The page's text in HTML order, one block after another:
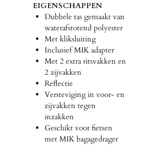
EIGENSCHAPPEN
Dubbele tas gemaakt van
waterafstotend polyester
Met kliksluiting
Inclusief MIK adapter
Met 2 extra ritsvakken en
2 zijvakken
Reflectie
Versteviging in voor- en
zijvakken tegen
inzakken
Geschikt voor fietsen
met MIK bagagedrager